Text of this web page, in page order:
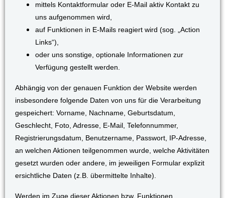
mittels Kontaktformular oder E-Mail aktiv Kontakt zu
uns aufgenommen wird,
auf Funktionen in E-Mails reagiert wird (sog. „Action
Links“),
oder uns sonstige, optionale Informationen zur
Verfügung gestellt werden.
Abhängig von der genauen Funktion der Website werden
insbesondere folgende Daten von uns für die Verarbeitung
gespeichert: Vorname, Nachname, Geburtsdatum,
Geschlecht, Foto, Adresse, E-Mail, Telefonnummer,
Registrierungsdatum, Benutzername, Passwort, IP-Adresse,
an welchen Aktionen teilgenommen wurde, welche Aktivitäten
gesetzt wurden oder andere, im jeweiligen Formular explizit
ersichtliche Daten (z.B. übermittelte Inhalte).
Werden im Zuge dieser Aktionen bzw. Funktionen